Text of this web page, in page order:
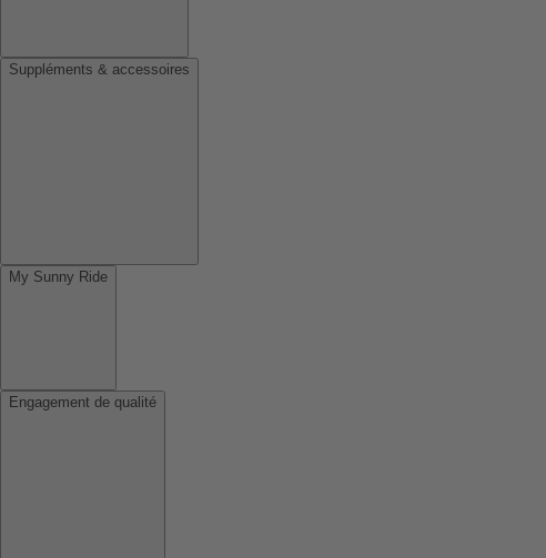
Suppléments & accessoires
My Sunny Ride
Engagement de qualité